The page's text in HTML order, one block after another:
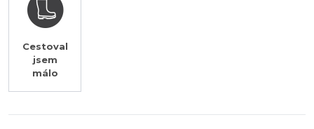
Cestoval
jsem
málo